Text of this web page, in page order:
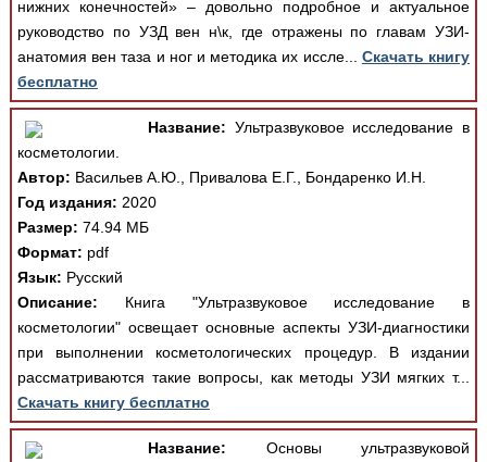
нижних конечностей» – довольно подробное и актуальное
руководство по УЗД вен н\к, где отражены по главам УЗИ-
анатомия вен таза и ног и методика их иссле... Скачать книгу
бесплатно
Название: Ультразвуковое исследование в
косметологии.
Автор: Васильев А.Ю., Привалова Е.Г., Бондаренко И.Н.
Год издания: 2020
Размер: 74.94 МБ
Формат: pdf
Язык: Русский
Описание: Книга "Ультразвуковое исследование в
косметологии" освещает основные аспекты УЗИ-диагностики
при выполнении косметологических процедур. В издании
рассматриваются такие вопросы, как методы УЗИ мягких т...
Скачать книгу бесплатно
Название: Основы ультразвуковой